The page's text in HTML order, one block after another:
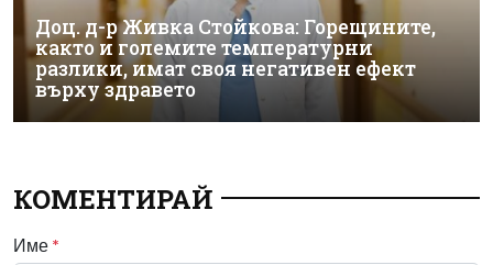
Доц. д-р Живка Стойкова: Горещините,
както и големите температурни
разлики, имат своя негативен ефект
върху здравето
КОМЕНТИРАЙ
Име *